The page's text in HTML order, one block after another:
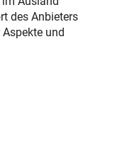
des Anbieters
und